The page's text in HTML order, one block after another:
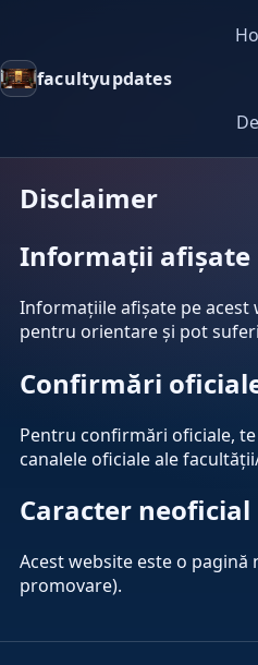
facultyupdates
Disclaimer
Informații afișate
Informațiile afișate pe
pentru orientare și pot
Confirmări
Pentru confirmări oficiale,
canalele oficiale ale
Caracter neoficial
Acest website este o
promovare).